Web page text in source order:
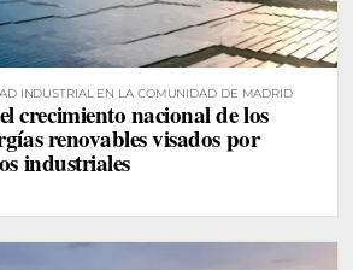
INDUSTRIAL EN LA COMUNIDAD DE MADRID
crecimiento nacional de los
renovables visados por
industriales